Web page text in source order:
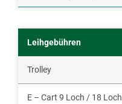
Leihgebühren
Trolley
E – Cart 9 Loch / 18 Loch